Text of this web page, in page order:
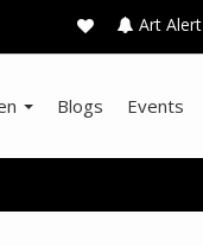
Art Alert
Blogs Events